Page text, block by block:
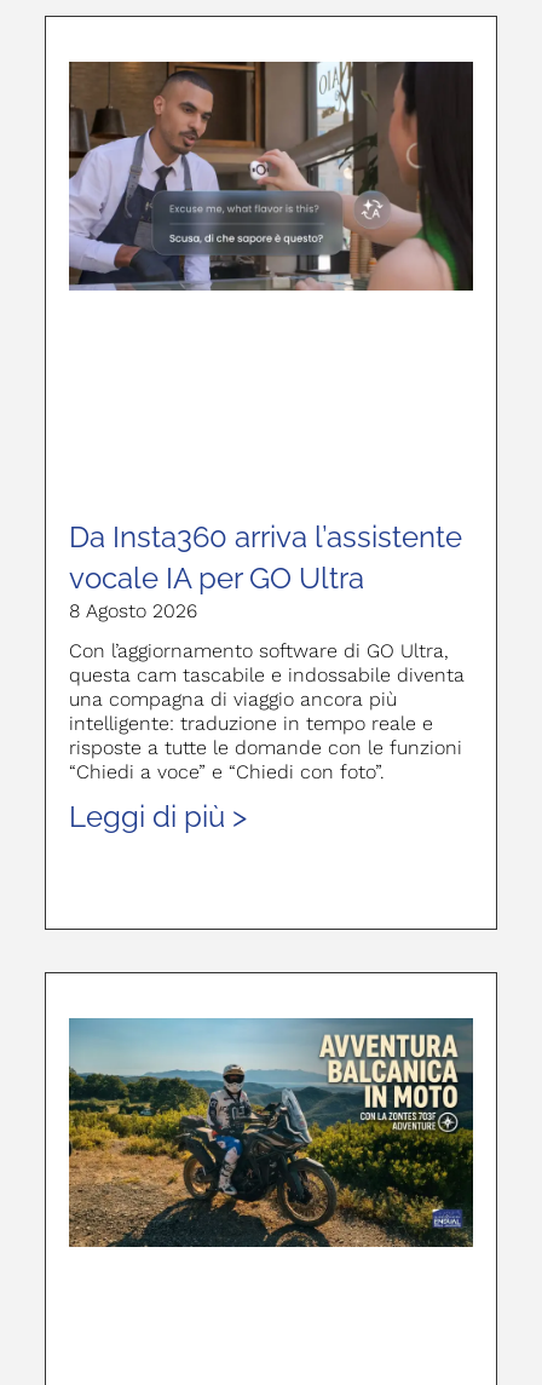
Da Insta360 arriva l’assistente
vocale IA per GO Ultra
8 Agosto 2026
Con l’aggiornamento software di GO Ultra,
questa cam tascabile e indossabile diventa
una compagna di viaggio ancora più
intelligente: traduzione in tempo reale e
risposte a tutte le domande con le funzioni
“Chiedi a voce” e “Chiedi con foto”.
Leggi di più >